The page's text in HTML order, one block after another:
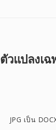
ตัวแปลงเฉ
JPG เป็น